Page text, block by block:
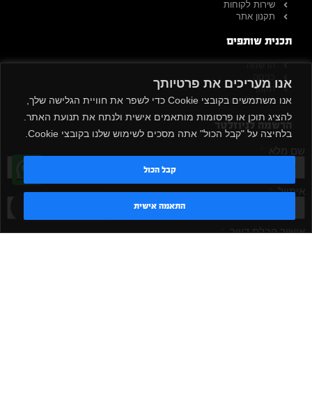
אנו מעריכים את פרטיותך
אנו משתמשים בקובצי Cookie כדי לשפר את חוויית הגלישה שלך,
להציג תוכן או פרסומות מותאמים אישית ולנתח את תנועת האתר.
בלחיצה על "קבל הכול" אתה מסכים לשימוש שלנו בקובצי Cookie.
התאמה אישית
קבל הכול
שירות לקוחות
תקנון אתר
תכנית שותפים
הרשמה
תקנון
שירות לקוחות
הרשמה לניוזלטר
שם מלא
אימייל
אישור קבלת דיוור